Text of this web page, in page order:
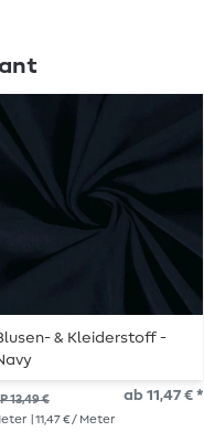
& Kleiderstoff -
13,49 € ab 11,47 € *
| 11,47 € / Meter